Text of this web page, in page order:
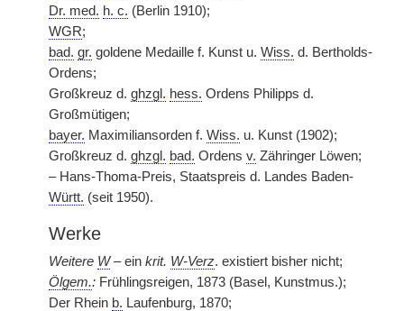
Dr. med. h. c. (Berlin 1910);
WGR;
bad. gr. goldene Medaille f. Kunst u. Wiss. d. Bertholds-
Ordens;
Großkreuz d. ghzgl. hess. Ordens Philipps d.
Großmütigen;
bayer. Maximiliansorden f. Wiss. u. Kunst (1902);
Großkreuz d. ghzgl. bad. Ordens v. Zähringer Löwen;
– Hans-Thoma-Preis, Staatspreis d. Landes Baden-
Württ. (seit 1950).
Werke
Weitere W– ein krit. W-Verz. existiert bisher nicht;
Ölgem.: Frühlingsreigen, 1873 (Basel, Kunstmus.);
Der Rhein b. Laufenburg, 1870;